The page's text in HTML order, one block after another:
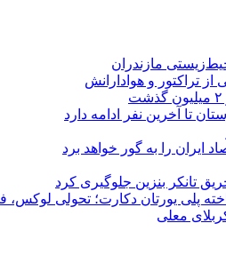
از تراکتور و هوادارانش
تا آخرین نفر ادامه دارد
ایران را به گور خواهد برد
تانکر بنزین جلوگیری کرد
پلی یورتان دکارت؛ تحولی
معلی